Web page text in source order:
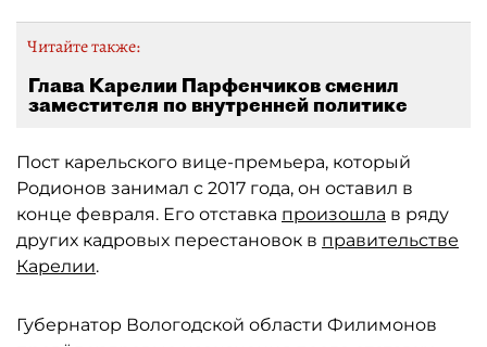
Читайте также:
Глава Карелии Парфенчиков сменил
заместителя по внутренней политике
Пост карельского вице-премьера, который
Родионов занимал с 2017 года, он оставил в
конце февраля. Его отставка произошла в ряду
других кадровых перестановок в правительстве
Карелии.
Губернатор Вологодской области Филимонов